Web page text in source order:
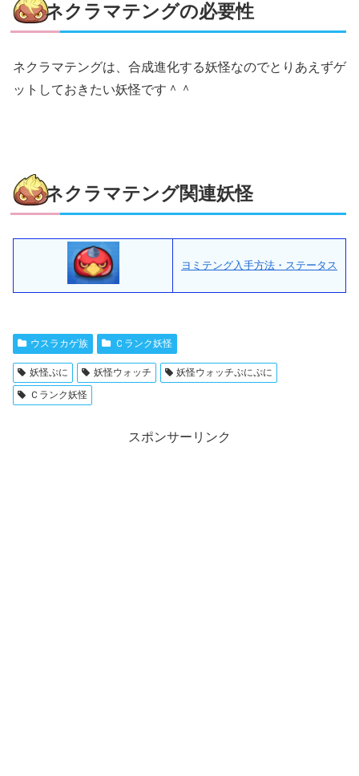
ネクラマテングの必要性
ネクラマテングは、合成進化する妖怪なのでとりあえずゲ
ットしておきたい妖怪です＾＾
ネクラマテング関連妖怪
ヨミテング入手方法・ステータス
ウスラカゲ族 Ｃランク妖怪
妖怪ぷに 妖怪ウォッチ
妖怪ウォッチぷにぷに
Ｃランク妖怪
スポンサーリンク